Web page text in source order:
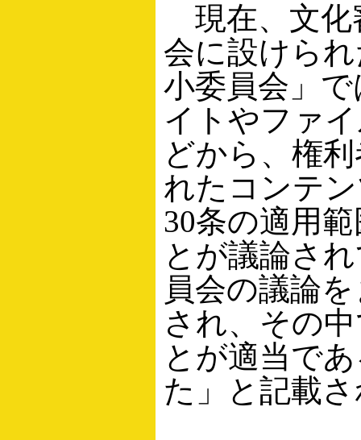
現在、文化
会に設けら
小委員会」
イトやファ
どから、権
れたコンテ
30条の適用
とが議論さ
員会の議論
され、その
とが適当で
た」と記載